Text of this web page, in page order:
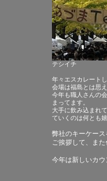
テシイチ
年々エスカレート
会場は福島とは思
今年も職人さんの
まってます。
大手に飲み込まれ
ていくのは何とも嬉
弊社のキーケース
ご挨拶して、ま
今年は新しいカウ